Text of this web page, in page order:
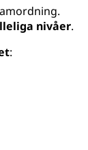
nivåer.
: